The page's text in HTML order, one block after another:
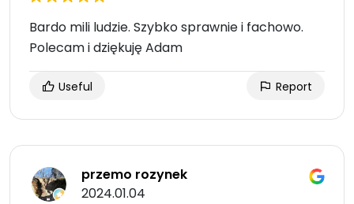
Bardo mili ludzie. Szybko sprawnie i fachowo.
Polecam i dziękuję Adam
Useful Report
przemo rozynek
2024.01.04